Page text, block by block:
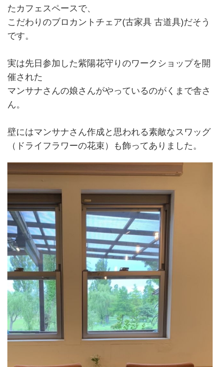
たカフェスペースで、
こだわりのブロカントチェア(古家具 古道具)だそう
です。
実は先日参加した紫陽花守りのワークショップを開
催された
マンサナさんの娘さんがやっているのがくまで舎さ
ん。
壁にはマンサナさん作成と思われる素敵なスワッグ
（ドライフラワーの花束）も飾ってありました。